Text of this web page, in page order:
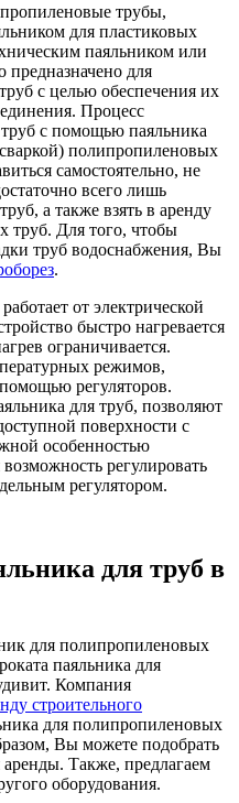
трубы,
для пластиковых
паяльником или
предназначено для
с целью обеспечения их
Процесс
с помощью паяльника
полипропиленовых
самостоятельно, не
всего лишь
а также взять в аренду
труб. Для того, чтобы
труб водоснабжения, Вы
.
от электрической
быстро нагревается
ограничивается.
режимов,
регуляторов.
для труб, позволяют
поверхности с
особенностью
регулировать
регулятором.
для труб в
для полипропиленовых
паяльника для
Компания
строительного
для полипропиленовых
Вы можете подобрать
Также, предлагаем
оборудования.